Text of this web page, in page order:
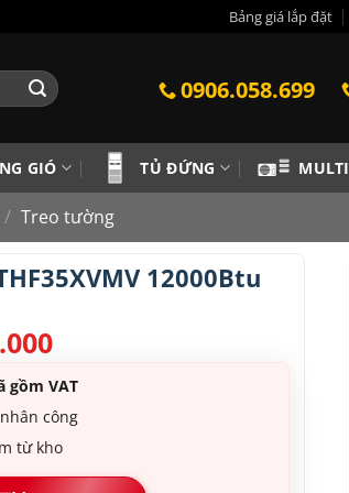
Bảng giá lắp đặt
0906.058.699
GIÓ TỦ ĐỨNG MULTI
/ Treo tường
12000Btu
tại
là:
12.990.000.
gồm VAT
công
từ kho